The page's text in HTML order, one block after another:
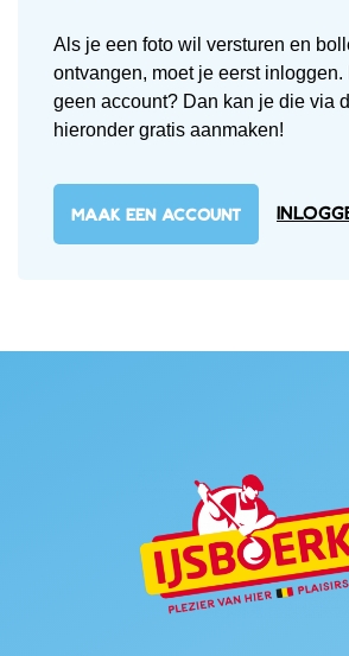
Als je een foto wil versturen en
ontvangen, moet je eerst inloggen.
geen account? Dan kan je die via
hieronder gratis aanmaken!
MAAK EEN ACCOUNT